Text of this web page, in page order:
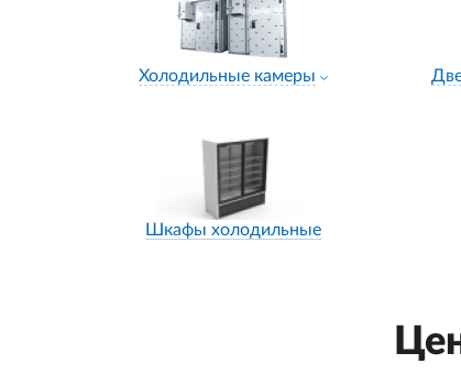
Холодильные камеры
Шкафы холодильные